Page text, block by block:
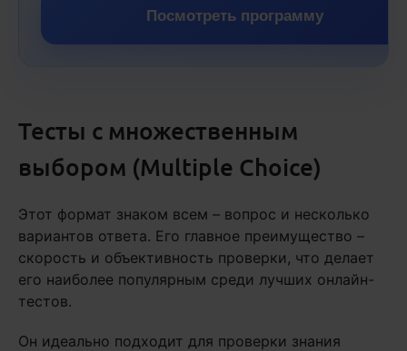
Посмотреть программу
Тесты с множественным
выбором (Multiple Choice)
Этот формат знаком всем – вопрос и несколько
вариантов ответа. Его главное преимущество –
скорость и объективность проверки, что делает
его наиболее популярным среди лучших онлайн-
тестов.
Он идеально подходит для проверки знания